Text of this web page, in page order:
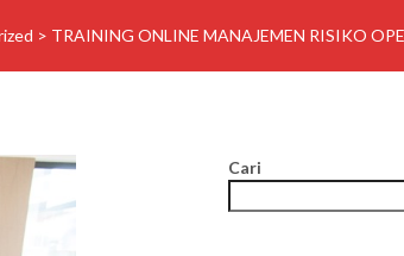
> TRAINING ONLINE MANAJEMEN RISIKO
Cari